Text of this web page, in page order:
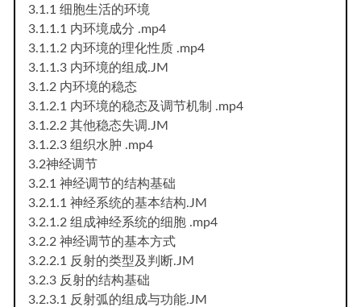
3.1.1 细胞生活的环境
3.1.1.1 内环境成分 .mp4
3.1.1.2 内环境的理化性质 .mp4
3.1.1.3 内环境的组成.JM
3.1.2 内环境的稳态
3.1.2.1 内环境的稳态及调节机制 .mp4
3.1.2.2 其他稳态失调.JM
3.1.2.3 组织水肿 .mp4
3.2神经调节
3.2.1 神经调节的结构基础
3.2.1.1 神经系统的基本结构.JM
3.2.1.2 组成神经系统的细胞 .mp4
3.2.2 神经调节的基本方式
3.2.2.1 反射的类型及判断.JM
3.2.3 反射的结构基础
3.2.3.1 反射弧的组成与功能.JM